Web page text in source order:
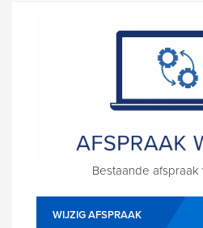
Bestaande afspraak
WIJZIG AFSPRAAK